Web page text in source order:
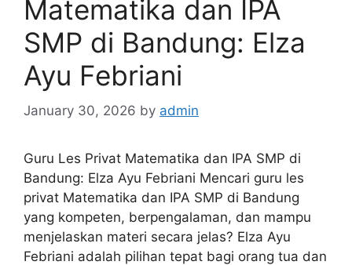
Matematika dan IPA
SMP di Bandung: Elza
Ayu Febriani
January 30, 2026 by admin
Guru Les Privat Matematika dan IPA SMP di
Bandung: Elza Ayu Febriani Mencari guru les
privat Matematika dan IPA SMP di Bandung
yang kompeten, berpengalaman, dan mampu
menjelaskan materi secara jelas? Elza Ayu
Febriani adalah pilihan tepat bagi orang tua dan